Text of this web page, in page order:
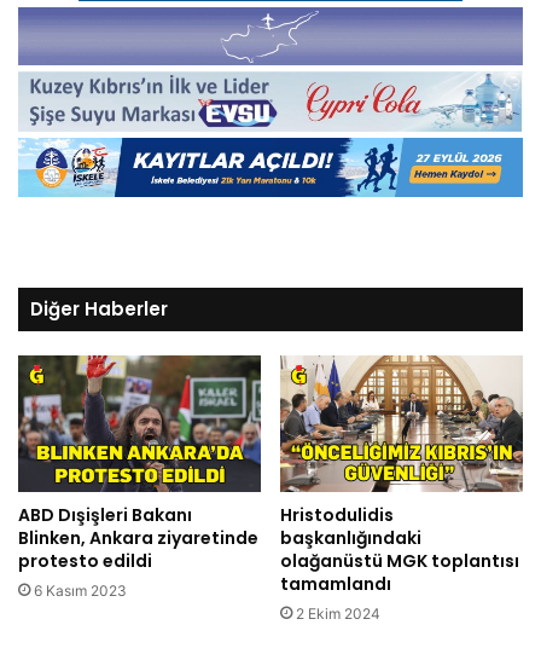
Diğer Haberler
ABD Dışişleri Bakanı
Blinken, Ankara ziyaretinde
protesto edildi
6 Kasım 2023
Hristodulidis
başkanlığındaki
olağanüstü MGK toplantısı
tamamlandı
2 Ekim 2024